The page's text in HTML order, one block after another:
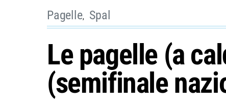
Pagelle Spal
Le pagelle (a
(semifinale